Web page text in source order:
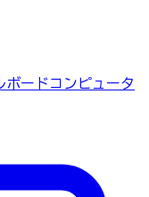
ボードコンピュータ